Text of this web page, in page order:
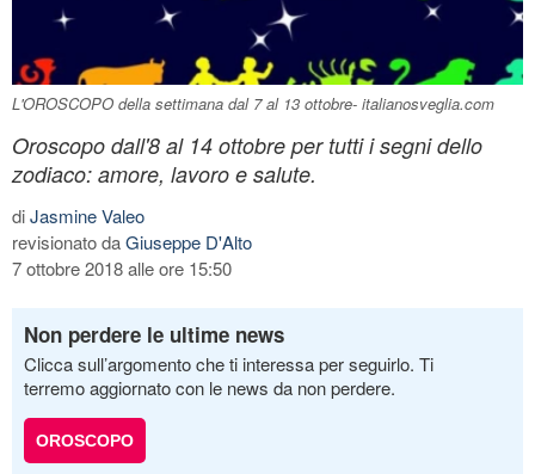
L'OROSCOPO della settimana dal 7 al 13 ottobre- italianosveglia.com
Oroscopo dall'8 al 14 ottobre per tutti i segni dello
zodiaco: amore, lavoro e salute.
diJasmine Valeo
revisionato daGiuseppe D'Alto
7 ottobre 2018 alle ore 15:50
Non perdere le ultime news
Clicca sull’argomento che ti interessa per seguirlo. Ti
terremo aggiornato con le news da non perdere.
OROSCOPO